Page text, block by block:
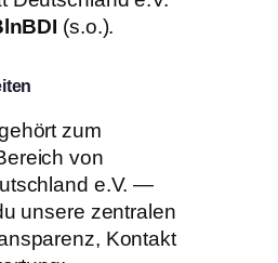
(s.o.).
zum
von
e.V. —
unsere zentralen
Kontakt